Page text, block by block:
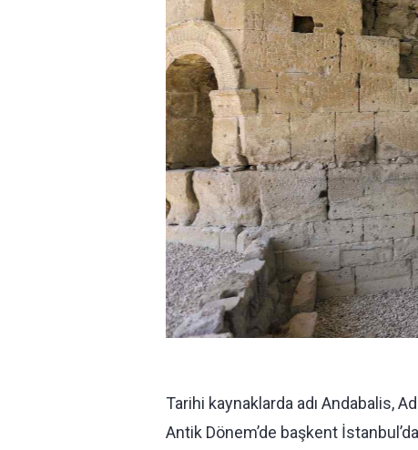
Tarihi kaynaklarda adı Andabalis,
Antik Dönem’de başkent